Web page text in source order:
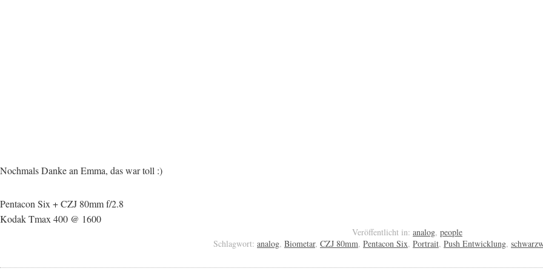
Nochmals Danke an Emma, das war toll :)
Pentacon Six + CZJ 80mm f/2.8
Kodak Tmax 400 @ 1600
Veröffentlicht in: analog, people
Schlagwort: analog, Biometar, CZJ 80mm, Pentacon Six, Portrait, Push Entwicklung,